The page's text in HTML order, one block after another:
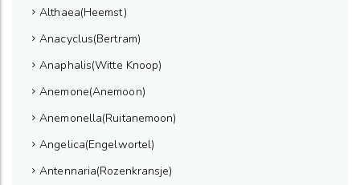
Althaea(Heemst)
Anacyclus(Bertram)
Anaphalis(Witte Knoop)
Anemone(Anemoon)
Anemonella(Ruitanemoon)
Angelica(Engelwortel)
Antennaria(Rozenkransje)